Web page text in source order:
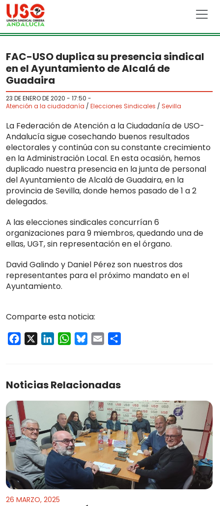
Skip to main content
FAC-USO duplica su presencia sindical
en el Ayuntamiento de Alcalá de
Guadaira
23 DE ENERO DE 2020 - 17:50 -
Atención a la ciudadanía / Elecciones Sindicales / Sevilla
La Federación de Atención a la Ciudadanía de USO-
Andalucía sigue cosechando buenos resultados
electorales y continúa con su constante crecimiento
en la Administración Local. En esta ocasión, hemos
duplicado nuestra presencia en la junta de personal
del Ayuntamiento de Alcalá de Guadaira, en la
provincia de Sevilla, donde hemos pasado de 1 a 2
delegados.
A las elecciones sindicales concurrían 6
organizaciones para 9 miembros, quedando una de
ellas, UGT, sin representación en el órgano.
David Galindo y Daniel Pérez son nuestros dos
representantes para el próximo mandato en el
Ayuntamiento.
Comparte esta noticia:
Facebook LinkedInWhatsApp
Bluesky
Email
Noticias Relacionadas
26 MARZO, 2025